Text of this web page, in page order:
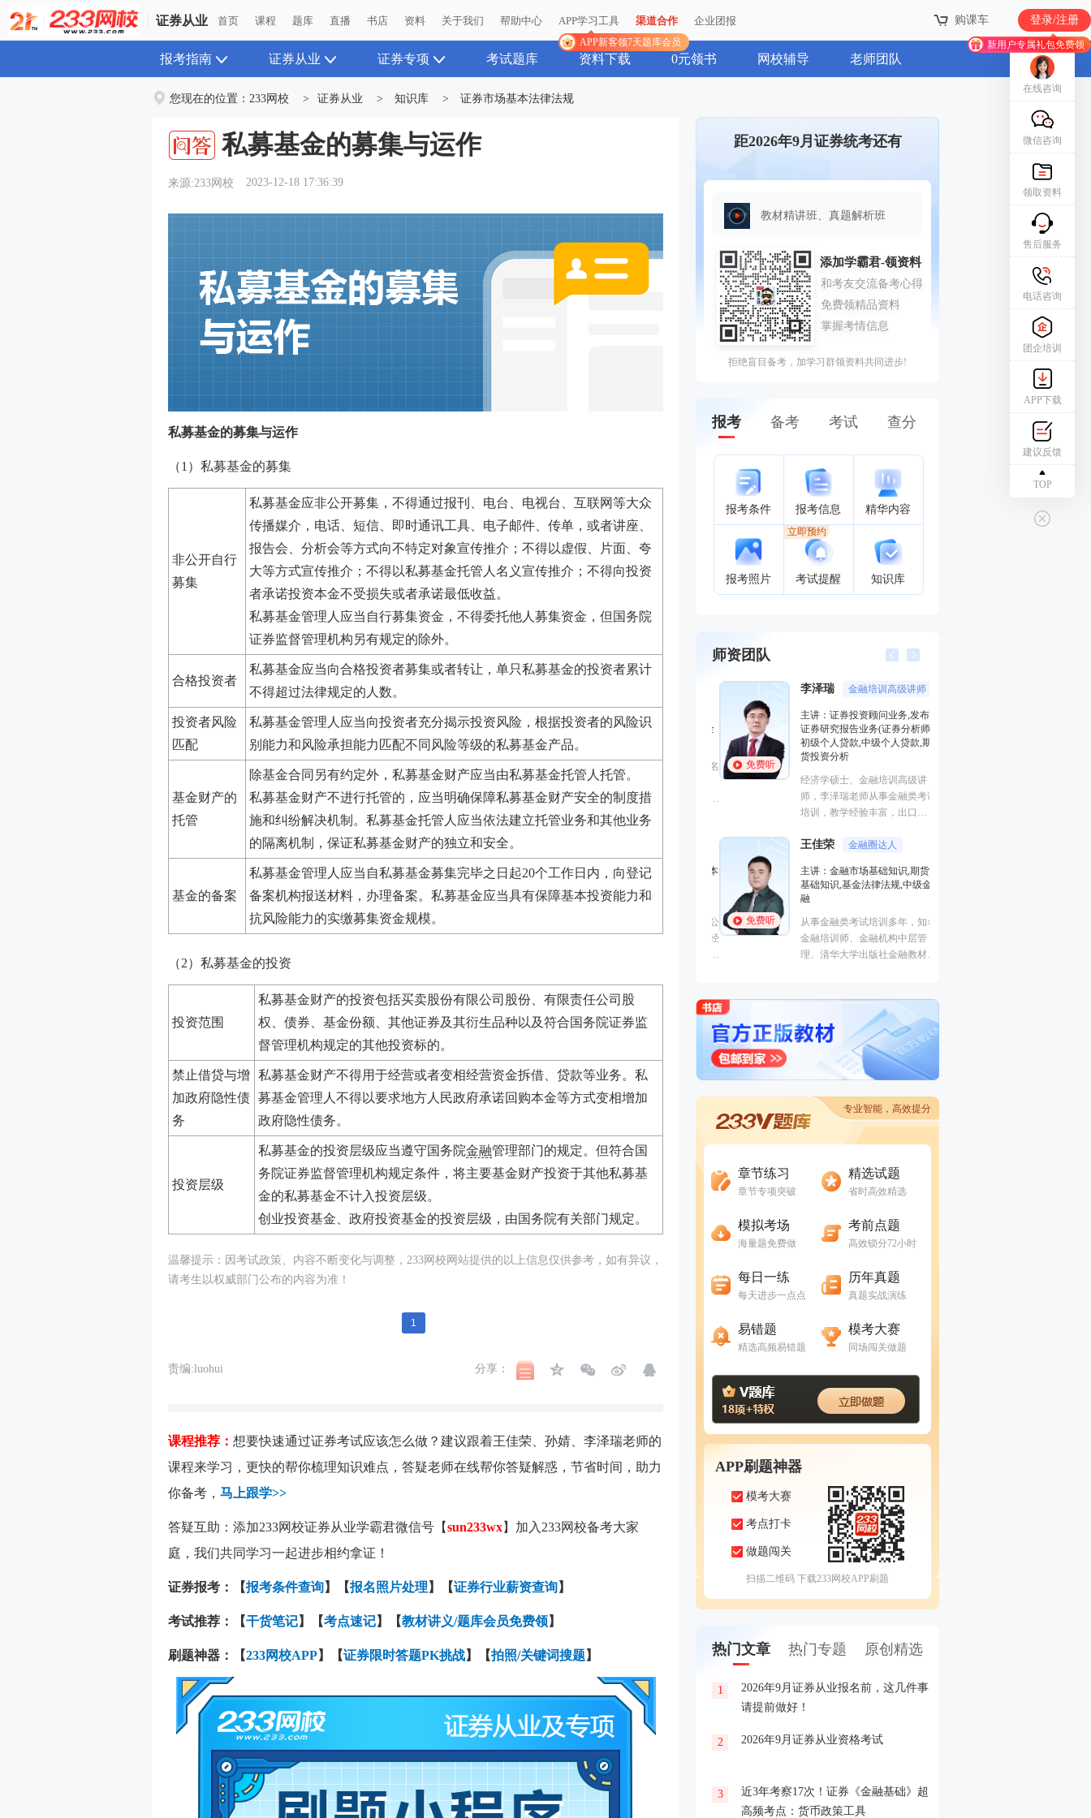
证券从业 首页 课程 题库 直播 书店 资料 关于我们 帮助中心 APP学习工具
APP新客领7天题库会员
渠道合作 企业团报 购课车 登录/注册
新用户专属礼包免费领
报考指南 证券从业 证券专项 考试题库 资料下载 0元领书 网校辅导 老师团队
您现在的位置： 233网校 > 证券从业 > 知识库 > 证券市场基本法律法规
私募基金的募集与运作
来源:233网校 2023-12-18 17:36:39
私募基金的募集与运作
（1）私募基金的募集
非公开自行
募集
私募基金应非公开募集，不得通过报刊、电台、电视台、互联网等大众
传播媒介，电话、短信、即时通讯工具、电子邮件、传单，或者讲座、
报告会、分析会等方式向不特定对象宣传推介；不得以虚假、片面、夸
大等方式宣传推介；不得以私募基金托管人名义宣传推介；不得向投资
者承诺投资本金不受损失或者承诺最低收益。
私募基金管理人应当自行募集资金，不得委托他人募集资金，但国务院
证券监督管理机构另有规定的除外。
合格投资者
私募基金应当向合格投资者募集或者转让，单只私募基金的投资者累计
不得超过法律规定的人数。
投资者风险
匹配
私募基金管理人应当向投资者充分揭示投资风险，根据投资者的风险识
别能力和风险承担能力匹配不同风险等级的私募基金产品。
基金财产的
托管
除基金合同另有约定外，私募基金财产应当由私募基金托管人托管。
私募基金财产不进行托管的，应当明确保障私募基金财产安全的制度措
施和纠纷解决机制。私募基金托管人应当依法建立托管业务和其他业务
的隔离机制，保证私募基金财产的独立和安全。
基金的备案
私募基金管理人应当自私募基金募集完毕之日起20个工作日内，向登记
备案机构报送材料，办理备案。私募基金应当具有保障基本投资能力和
抗风险能力的实缴募集资金规模。
（2）私募基金的投资
投资范围
私募基金财产的投资包括买卖股份有限公司股份、有限责任公司股
权、债券、基金份额、其他证券及其衍生品种以及符合国务院证券监
督管理机构规定的其他投资标的。
禁止借贷与增
加政府隐性债
务
私募基金财产不得用于经营或者变相经营资金拆借、贷款等业务。私
募基金管理人不得以要求地方人民政府承诺回购本金等方式变相增加
政府隐性债务。
投资层级
私募基金的投资层级应当遵守国务院金融管理部门的规定。但符合国
务院证券监督管理机构规定条件，将主要基金财产投资于其他私募基
金的私募基金不计入投资层级。
创业投资基金、政府投资基金的投资层级，由国务院有关部门规定。
温馨提示：因 考试政策、内容不断变化与调整，233网校 网站提供的以上信息仅供参考，如有异议，
请考生以权威部门公布的内容为准！
1
责编:luohui 分享：
课程推荐： 想要快速通过证券考试应该怎么做？建议跟着王佳荣、孙婧、李泽瑞老师的
课程来学习，更快的帮你梳理知识难点，答疑老师在线帮你答疑解惑，节省时间，助力
你备考， 马上跟学>>
答疑互助：添加233网校证券从业学霸君微信号【sun233wx】加入233网校备考大家
庭，我们共同学习一起进步相约拿证！
证券报考：【报考条件查询】【报名照片处理 】【证券行业薪资查询】
考试推荐： 【干货笔记】【考点速记】【教材讲义/题库会员免费领】
刷题神器： 【233网校APP】【证券限时答题PK挑战】【拍照/关键词搜题】
距2026年9月证券统考还有
教材精讲班、真题解析班
拒绝盲目备考，加学习群领资料共同进步!
报考 备考 考试 查分
报考条件 报考信息 精华内容
报考照片 考试提醒
立即预约
知识库
师资团队
免费听
李泽瑞 金融培训高级讲师
主讲：证券投资顾问业务,发布
证券研究报告业务(证券分析师),
初级个人贷款,中级个人贷款,期
货投资分析
经济学硕士、金融培训高级讲
师，李泽瑞老师从事金融类考证
培训，教学经验丰富，出口
能的很有个人风格的老师，江湖
外弟子。
免费听
王佳荣 金融圈达人
主讲：金融市场基础知识,期货
基础知识,基金法律法规,中级金
融
从事金融类考试培训多年，知名
金融培训师、金融机构中层管
理、清华大学出版社金融教材副
的“一哥”。
专业智能，高效提分
章节练习
章节专项突破
精选试题
省时高效精选
模拟考场
海量题免费做
考前点题
高效锁分72小时
每日一练
每天进步一点点
历年真题
真题实战演练
易错题
精选高频易错题
模考大赛
同场闯关做题
APP刷题神器
模考大赛
考点打卡
做题闯关
扫描二维码 下载233网校APP刷题
热门文章 热门专题 原创精选
1
2026年9月证券从业报名前，这几件事
请提前做好！
2 2026年9月证券从业资格考试
3
近3年考察17次！证券《金融基础》超
高频考点：货币政策工具
在线咨询
微信咨询
领取资料
售后服务
电话咨询
团企培训
APP下载
建议反馈
TOP